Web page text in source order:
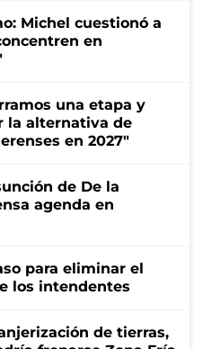
Michel cuestionó a
en
una etapa y
la alternativa de
en 2027"
de De la
agenda en
para eliminar el
los intendentes
de tierras,